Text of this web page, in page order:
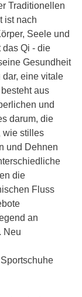
Traditionellen
ist nach
Seele und
das Qi - die
Gesundheit
eine vitale
aus
und
darum, die
wie stilles
und Dehnen
die
Fluss
an
Neu